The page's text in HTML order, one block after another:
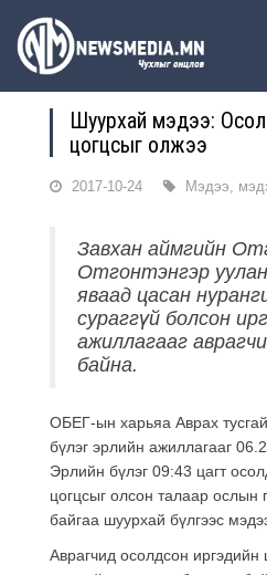
Шуурхай мэдээ:
цогцсыг олжээ
2017-10-24 Мэдээ,
Завхан аймгийн
Отгонтэнгэр
яваад цасан
сураггүй болсон
ажиллагааг
байна.
ОБЕГ-ын харьяа Аврах
бүлэг эрлийн ажиллагааг
Эрлийн бүлэг 09:43 цагт
цогцсыг олсон талаар ослын
байгаа шуурхай бүлгээс
Аврагчид осолдсон иргэдийн